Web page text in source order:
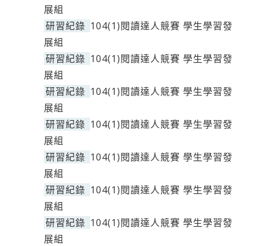
展組
研習紀錄 104(1)閱讀達人競賽 學生學習發
展組
研習紀錄 104(1)閱讀達人競賽 學生學習發
展組
研習紀錄 104(1)閱讀達人競賽 學生學習發
展組
研習紀錄 104(1)閱讀達人競賽 學生學習發
展組
研習紀錄 104(1)閱讀達人競賽 學生學習發
展組
研習紀錄 104(1)閱讀達人競賽 學生學習發
展組
研習紀錄 104(1)閱讀達人競賽 學生學習發
展組